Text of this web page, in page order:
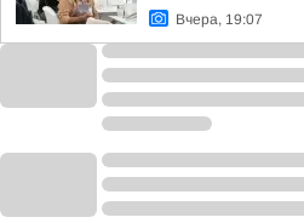
Вчера, 19:07